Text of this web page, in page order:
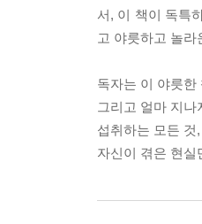
서, 이 책이 독특
고 야릇하고 놀
독자는 이 야릇한
그리고 얼마 지
섭취하는 모든 것
자신이 겪은 현실